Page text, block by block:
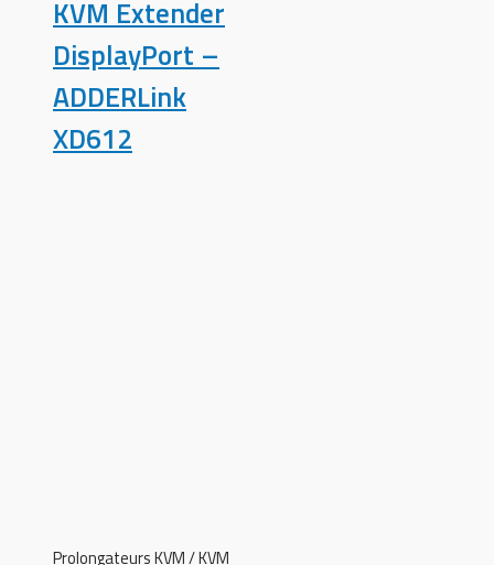
KVM Extender
DisplayPort –
ADDERLink
XD612
Prolongateurs KVM / KVM